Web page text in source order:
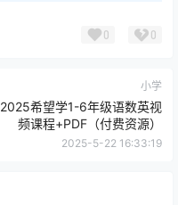
0 0
小学
2025希望学1-6年级语数英视
频课程+PDF（付费资源）
2025-5-22 16:33:19